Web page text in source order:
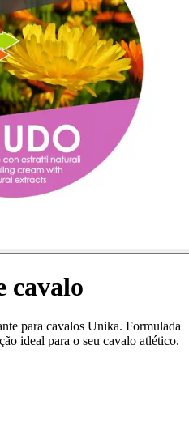
cavalo
para cavalos Unika. Formulada
ideal para o seu cavalo atlético.